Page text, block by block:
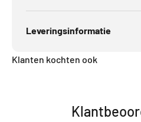
Leveringsinformatie
Klanten kochten ook